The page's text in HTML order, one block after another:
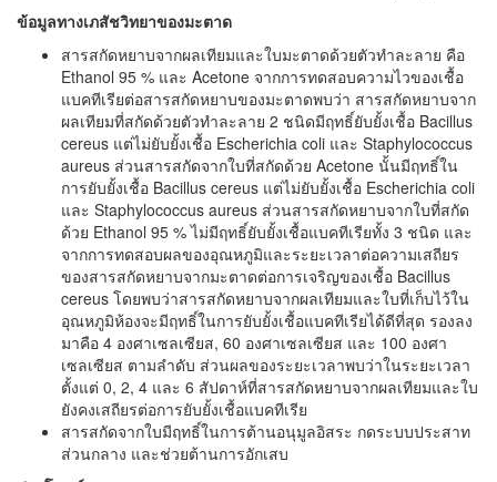
ข้อมูลทางเภสัชวิทยาของมะตาด
สารสกัดหยาบจากผลเทียมและใบมะตาดด้วยตัวทำละลาย คือ
Ethanol 95 % และ Acetone จากการทดสอบความไวของเชื้อ
แบคทีเรียต่อสารสกัดหยาบของมะตาดพบว่า สารสกัดหยาบจาก
ผลเทียมที่สกัดด้วยตัวทำละลาย 2 ชนิดมีฤทธิ์ยับยั้งเชื้อ Bacillus
cereus แต่ไม่ยับยั้งเชื้อ Escherichia coli และ Staphylococcus
aureus ส่วนสารสกัดจากใบที่สกัดด้วย Acetone นั้นมีฤทธิ์ใน
การยับยั้งเชื้อ Bacillus cereus แต่ไม่ยับยั้งเชื้อ Escherichia coli
และ Staphylococcus aureus ส่วนสารสกัดหยาบจากใบที่สกัด
ด้วย Ethanol 95 % ไม่มีฤทธิ์ยับยั้งเชื้อแบคทีเรียทั้ง 3 ชนิด และ
จากการทดสอบผลของอุณหภูมิและระยะเวลาต่อความเสถียร
ของสารสกัดหยาบจากมะตาดต่อการเจริญของเชื้อ Bacillus
cereus โดยพบว่าสารสกัดหยาบจากผลเทียมและใบที่เก็บไว้ใน
อุณหภูมิห้องจะมีฤทธิ์ในการยับยั้งเชื้อแบคทีเรียได้ดีที่สุด รองลง
มาคือ 4 องศาเซลเซียส, 60 องศาเซลเซียส และ 100 องศา
เซลเซียส ตามลำดับ ส่วนผลของระยะเวลาพบว่าในระยะเวลา
ตั้งแต่ 0, 2, 4 และ 6 สัปดาห์ที่สารสกัดหยาบจากผลเทียมและใบ
ยังคงเสถียรต่อการยับยั้งเชื้อแบคทีเรีย
สารสกัดจากใบมีฤทธิ์ในการต้านอนุมูลอิสระ กดระบบประสาท
ส่วนกลาง และช่วยต้านการอักเสบ